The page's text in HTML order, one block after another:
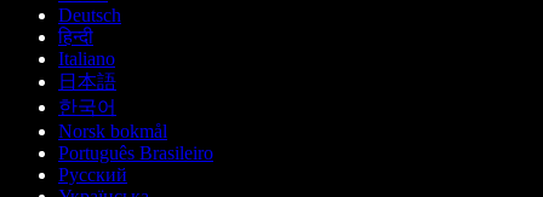
Deutsch
हिन्दी
Italiano
日本語
한국어
Norsk bokmål
Português Brasileiro
Русский